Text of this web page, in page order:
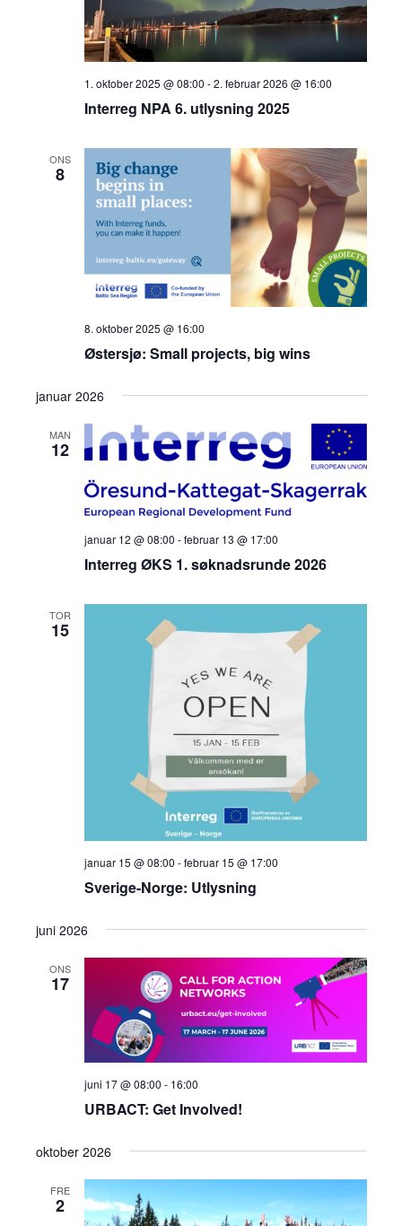
Interreg NPA 6. utlysning 2025
1. oktober 2025 @ 08:00 -2. februar 2026 @ 16:00
ONS
8
Østersjø: Small projects, big wins
8. oktober 2025 @ 16:00
januar 2026
MAN
12
Interreg ØKS 1. søknadsrunde 2026
januar 12 @ 08:00 -februar 13 @ 17:00
TOR
15
Sverige-Norge: Utlysning
januar 15 @ 08:00 -februar 15 @ 17:00
juni 2026
ONS
17
URBACT: Get Involved!
juni 17 @ 08:00 - 16:00
oktober 2026
FRE
2